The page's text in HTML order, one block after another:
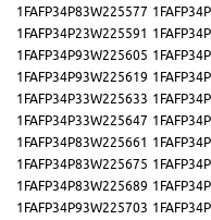
1FAFP34P83W225577
1FAFP34P23W225591
1FAFP34P93W225605
1FAFP34P93W225619
1FAFP34P33W225633
1FAFP34P33W225647
1FAFP34P83W225661
1FAFP34P83W225675
1FAFP34P83W225689
1FAFP34P93W225703